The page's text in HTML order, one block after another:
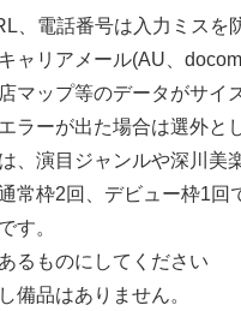
、電話番号は入力ミスを
ャリアメール(AU、
マップ等のデータがサイ
ラーが出た場合は選外と
、演目ジャンルや深川
常枠2回、デビュー枠1回
す。
るものにしてください
備品はありません。